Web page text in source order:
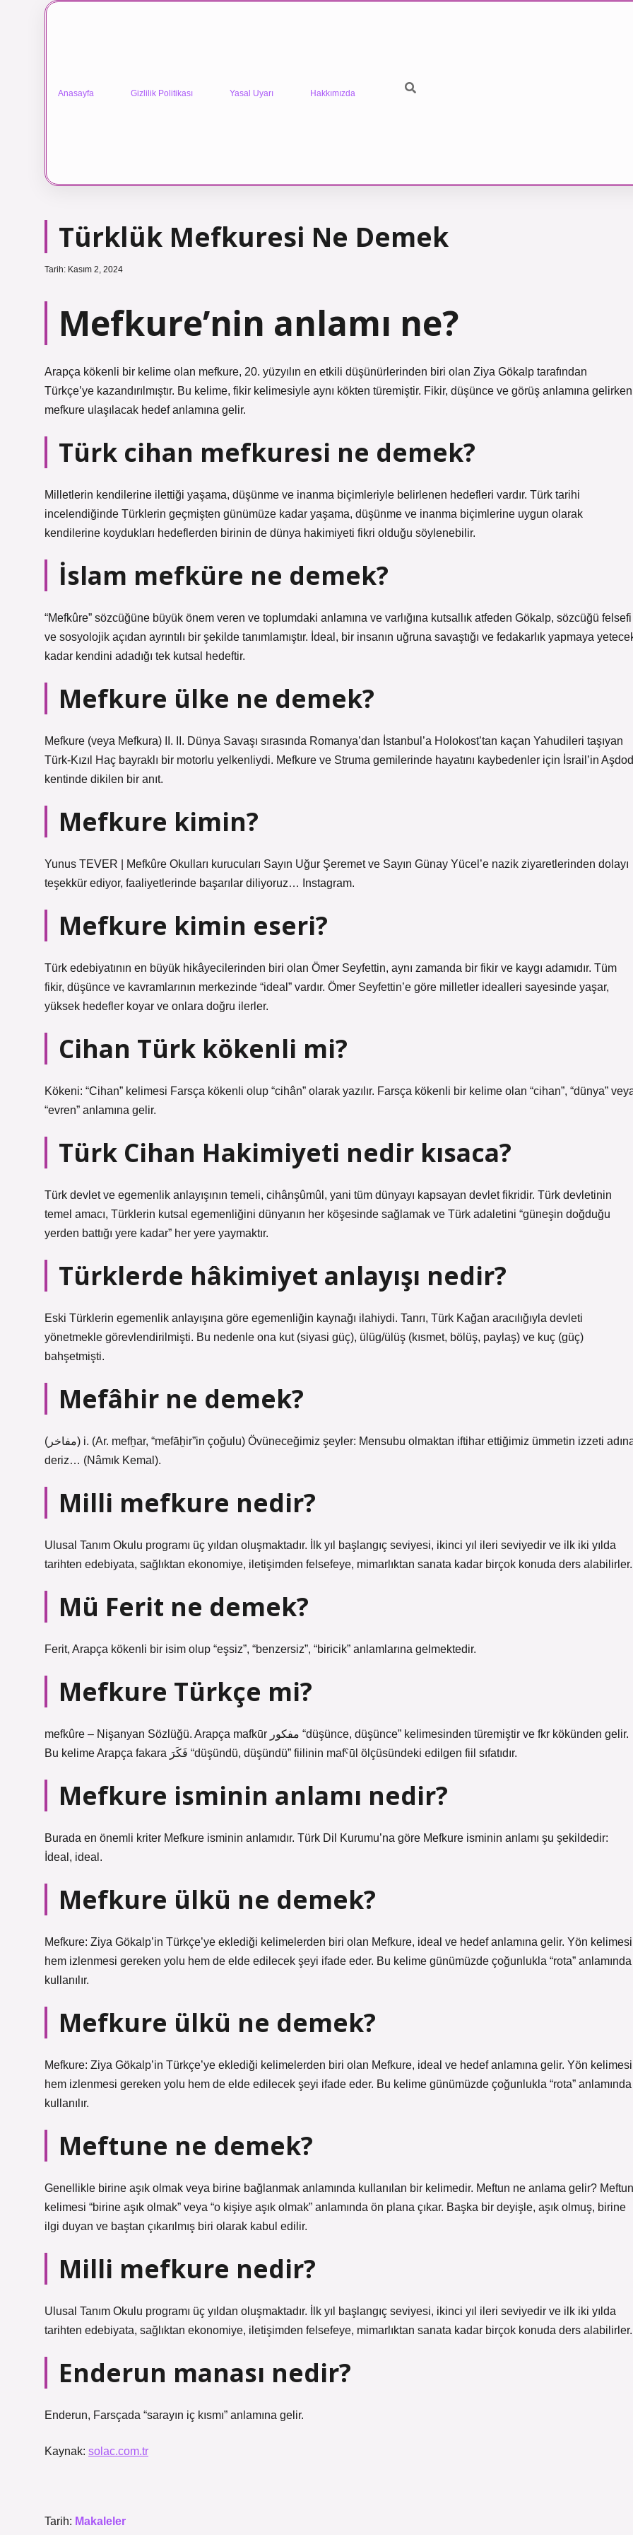
Anasayfa Gizlilik Politikası Yasal Uyarı Hakkımızda
Türklük Mefkuresi Ne Demek
Tarih: Kasım 2, 2024
Mefkure’nin anlamı ne?
Arapça kökenli bir kelime olan mefkure, 20. yüzyılın en etkili düşünürlerinden biri olan Ziya Gökalp tarafından
Türkçe’ye kazandırılmıştır. Bu kelime, fikir kelimesiyle aynı kökten türemiştir. Fikir, düşünce ve görüş anlamına
mefkure ulaşılacak hedef anlamına gelir.
Türk cihan mefkuresi ne demek?
Milletlerin kendilerine ilettiği yaşama, düşünme ve inanma biçimleriyle belirlenen hedefleri vardır. Türk tarihi
incelendiğinde Türklerin geçmişten günümüze kadar yaşama, düşünme ve inanma biçimlerine uygun olarak
kendilerine koydukları hedeflerden birinin de dünya hakimiyeti fikri olduğu söylenebilir.
İslam mefküre ne demek?
“Mefkûre” sözcüğüne büyük önem veren ve toplumdaki anlamına ve varlığına kutsallık atfeden Gökalp, sözcüğü felsefi
ve sosyolojik açıdan ayrıntılı bir şekilde tanımlamıştır. İdeal, bir insanın uğruna savaştığı ve fedakarlık yapmaya
kadar kendini adadığı tek kutsal hedeftir.
Mefkure ülke ne demek?
Mefkure (veya Mefkura) II. II. Dünya Savaşı sırasında Romanya’dan İstanbul’a Holokost’tan kaçan Yahudileri taşıyan
Türk-Kızıl Haç bayraklı bir motorlu yelkenliydi. Mefkure ve Struma gemilerinde hayatını kaybedenler için İsrail’in Aşdod
kentinde dikilen bir anıt.
Mefkure kimin?
Yunus TEVER | Mefkûre Okulları kurucuları Sayın Uğur Şeremet ve Sayın Günay Yücel’e nazik ziyaretlerinden dolayı
teşekkür ediyor, faaliyetlerinde başarılar diliyoruz… Instagram.
Mefkure kimin eseri?
Türk edebiyatının en büyük hikâyecilerinden biri olan Ömer Seyfettin, aynı zamanda bir fikir ve kaygı adamıdır. Tüm
fikir, düşünce ve kavramlarının merkezinde “ideal” vardır. Ömer Seyfettin’e göre milletler idealleri sayesinde yaşar,
yüksek hedefler koyar ve onlara doğru ilerler.
Cihan Türk kökenli mi?
Kökeni: “Cihan” kelimesi Farsça kökenli olup “cihân” olarak yazılır. Farsça kökenli bir kelime olan “cihan”, “dünya”
“evren” anlamına gelir.
Türk Cihan Hakimiyeti nedir kısaca?
Türk devlet ve egemenlik anlayışının temeli, cihânşûmûl, yani tüm dünyayı kapsayan devlet fikridir. Türk devletinin
temel amacı, Türklerin kutsal egemenliğini dünyanın her köşesinde sağlamak ve Türk adaletini “güneşin doğduğu
yerden battığı yere kadar” her yere yaymaktır.
Türklerde hâkimiyet anlayışı nedir?
Eski Türklerin egemenlik anlayışına göre egemenliğin kaynağı ilahiydi. Tanrı, Türk Kağan aracılığıyla devleti
yönetmekle görevlendirilmişti. Bu nedenle ona kut (siyasi güç), ülüg/ülüş (kısmet, bölüş, paylaş) ve kuç (güç)
bahşetmişti.
Mefâhir ne demek?
(ﻣﻔﺎﺧﺮ) i. (Ar. mefḫar, “mefāḫir”in çoğulu) Övüneceğimiz şeyler: Mensubu olmaktan iftihar ettiğimiz ümmetin izzeti adına
deriz… (Nâmık Kemal).
Milli mefkure nedir?
Ulusal Tanım Okulu programı üç yıldan oluşmaktadır. İlk yıl başlangıç ​​seviyesi, ikinci yıl ileri seviyedir ve ilk iki yılda
tarihten edebiyata, sağlıktan ekonomiye, iletişimden felsefeye, mimarlıktan sanata kadar birçok konuda ders alabilirler.
Mü Ferit ne demek?
Ferit, Arapça kökenli bir isim olup “eşsiz”, “benzersiz”, “biricik” anlamlarına gelmektedir.
Mefkure Türkçe mi?
mefkûre – Nişanyan Sözlüğü. Arapça mafkūr مفكور “düşünce, düşünce” kelimesinden türemiştir ve fkr kökünden gelir.
Bu kelime Arapça fakara فَكَرَ “düşündü, düşündü” fiilinin mafˁūl ölçüsündeki edilgen fiil sıfatıdır.
Mefkure isminin anlamı nedir?
Burada en önemli kriter Mefkure isminin anlamıdır. Türk Dil Kurumu’na göre Mefkure isminin anlamı şu şekildedir:
İdeal, ideal.
Mefkure ülkü ne demek?
Mefkure: Ziya Gökalp’in Türkçe’ye eklediği kelimelerden biri olan Mefkure, ideal ve hedef anlamına gelir. Yön kelimesi
hem izlenmesi gereken yolu hem de elde edilecek şeyi ifade eder. Bu kelime günümüzde çoğunlukla “rota” anlamında
kullanılır.
Mefkure ülkü ne demek?
Mefkure: Ziya Gökalp’in Türkçe’ye eklediği kelimelerden biri olan Mefkure, ideal ve hedef anlamına gelir. Yön kelimesi
hem izlenmesi gereken yolu hem de elde edilecek şeyi ifade eder. Bu kelime günümüzde çoğunlukla “rota” anlamında
kullanılır.
Meftune ne demek?
Genellikle birine aşık olmak veya birine bağlanmak anlamında kullanılan bir kelimedir. Meftun ne anlama gelir? Meftun
kelimesi “birine aşık olmak” veya “o kişiye aşık olmak” anlamında ön plana çıkar. Başka bir deyişle, aşık olmuş, birine
ilgi duyan ve baştan çıkarılmış biri olarak kabul edilir.
Milli mefkure nedir?
Ulusal Tanım Okulu programı üç yıldan oluşmaktadır. İlk yıl başlangıç ​​seviyesi, ikinci yıl ileri seviyedir ve ilk iki yılda
tarihten edebiyata, sağlıktan ekonomiye, iletişimden felsefeye, mimarlıktan sanata kadar birçok konuda ders alabilirler.
Enderun manası nedir?
Enderun, Farsçada “sarayın iç kısmı” anlamına gelir.
Kaynak: solac.com.tr
Tarih: Makaleler